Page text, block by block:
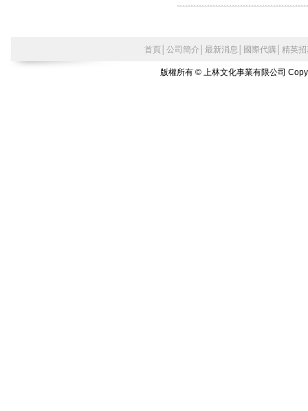
首頁 公司簡介 最新消息 國際代購 精英招
版權所有 © 上林文化事業有限公司